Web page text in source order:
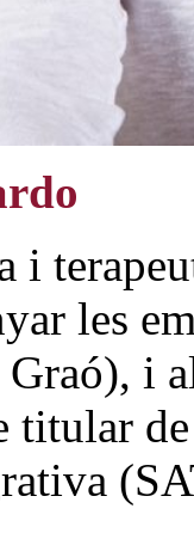
i
les
i
titular